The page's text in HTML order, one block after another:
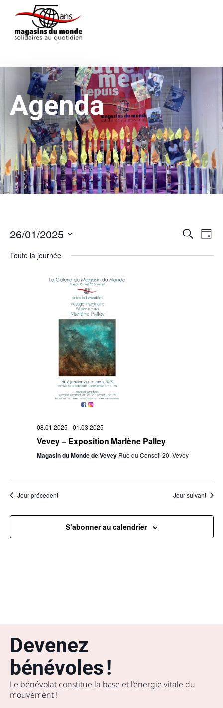
Agenda
et
Recherche
de
Jour
26/01/2025
une
date.
Toute la journée
08.01.2025 -01.03.2025
Vevey – Exposition Marlène Palley
Magasin du Monde de Vevey Rue du Conseil 20, Vevey
Jour précédent Jour suivant
S’abonner au calendrier
Devenez
bénévoles !
Le bénévolat constitue la base et l’énergie vitale du
mouvement !